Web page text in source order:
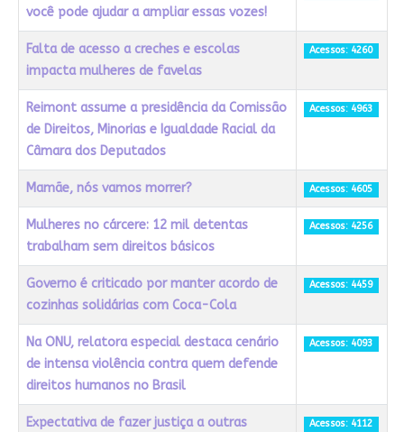
você pode ajudar a ampliar essas vozes!
Falta de acesso a creches e escolas
impacta mulheres de favelas
Acessos: 4260
Reimont assume a presidência da Comissão
de Direitos, Minorias e Igualdade Racial da
Câmara dos Deputados
Acessos: 4963
Mamãe, nós vamos morrer? Acessos: 4605
Mulheres no cárcere: 12 mil detentas
trabalham sem direitos básicos
Acessos: 4256
Governo é criticado por manter acordo de
cozinhas solidárias com Coca-Cola
Acessos: 4459
Na ONU, relatora especial destaca cenário
de intensa violência contra quem defende
direitos humanos no Brasil
Acessos: 4093
Expectativa de fazer justiça a outras
Acessos: 4112